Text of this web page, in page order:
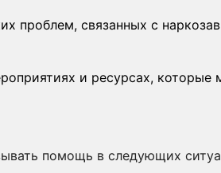
проблем, связанных с
и ресурсах,
помощь в следующих